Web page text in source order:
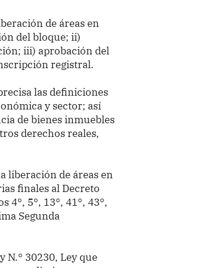
de áreas en
del bloque; ii)
iii) aprobación del
registral.
las definiciones
y sector; así
de bienes inmuebles
derechos reales,
liberación de áreas en
finales al Decreto
4°, 5°, 13°, 41°, 43°,
Segunda
N.° 30230, Ley que